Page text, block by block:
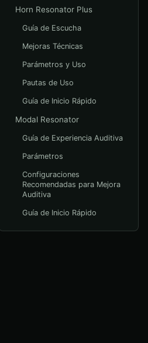
Horn Resonator Plus
Guía de Escucha
Mejoras Técnicas
Parámetros y Uso
Pautas de Uso
Guía de Inicio Rápido
Modal Resonator
Guía de Experiencia Auditiva
Parámetros
Configuraciones
Recomendadas para Mejora
Auditiva
Guía de Inicio Rápido